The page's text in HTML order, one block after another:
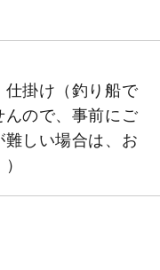
掛け（釣り船で
んので、事前にご
しい場合は、お